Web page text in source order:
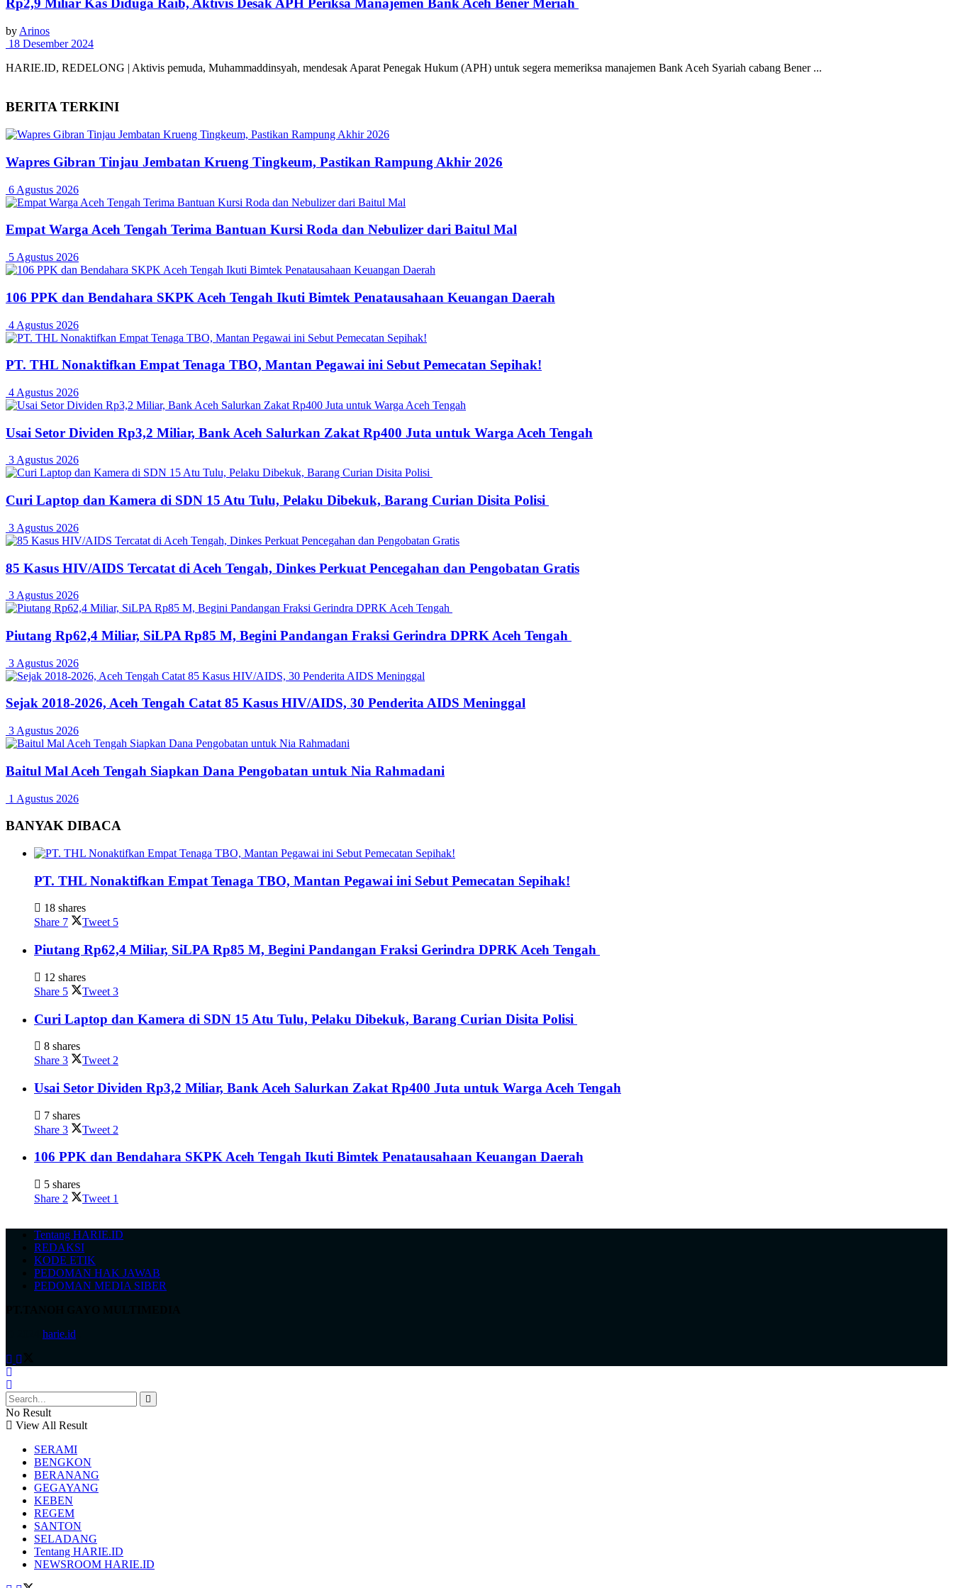
Rp2,9 Miliar Kas Diduga Raib, Aktivis Desak APH Periksa Manajemen Bank Aceh Bener Meriah
by Arinos
18 Desember 2024
HARIE.ID, REDELONG | Aktivis pemuda, Muhammaddinsyah, mendesak Aparat Penegak Hukum (APH) untuk segera memeriksa manajemen Bank Aceh Syariah cabang Bener ...
BERITA TERKINI
Wapres Gibran Tinjau Jembatan Krueng Tingkeum, Pastikan Rampung Akhir 2026
6 Agustus 2026
Empat Warga Aceh Tengah Terima Bantuan Kursi Roda dan Nebulizer dari Baitul Mal
5 Agustus 2026
106 PPK dan Bendahara SKPK Aceh Tengah Ikuti Bimtek Penatausahaan Keuangan Daerah
4 Agustus 2026
PT. THL Nonaktifkan Empat Tenaga TBO, Mantan Pegawai ini Sebut Pemecatan Sepihak!
4 Agustus 2026
Usai Setor Dividen Rp3,2 Miliar, Bank Aceh Salurkan Zakat Rp400 Juta untuk Warga Aceh Tengah
3 Agustus 2026
Curi Laptop dan Kamera di SDN 15 Atu Tulu, Pelaku Dibekuk, Barang Curian Disita Polisi
3 Agustus 2026
85 Kasus HIV/AIDS Tercatat di Aceh Tengah, Dinkes Perkuat Pencegahan dan Pengobatan Gratis
3 Agustus 2026
Piutang Rp62,4 Miliar, SiLPA Rp85 M, Begini Pandangan Fraksi Gerindra DPRK Aceh Tengah
3 Agustus 2026
Sejak 2018-2026, Aceh Tengah Catat 85 Kasus HIV/AIDS, 30 Penderita AIDS Meninggal
3 Agustus 2026
Baitul Mal Aceh Tengah Siapkan Dana Pengobatan untuk Nia Rahmadani
1 Agustus 2026
BANYAK DIBACA
PT. THL Nonaktifkan Empat Tenaga TBO, Mantan Pegawai ini Sebut Pemecatan Sepihak!
18 shares
Share 7 Tweet 5
Piutang Rp62,4 Miliar, SiLPA Rp85 M, Begini Pandangan Fraksi Gerindra DPRK Aceh Tengah
12 shares
Share 5 Tweet 3
Curi Laptop dan Kamera di SDN 15 Atu Tulu, Pelaku Dibekuk, Barang Curian Disita Polisi
8 shares
Share 3 Tweet 2
Usai Setor Dividen Rp3,2 Miliar, Bank Aceh Salurkan Zakat Rp400 Juta untuk Warga Aceh Tengah
7 shares
Share 3 Tweet 2
106 PPK dan Bendahara SKPK Aceh Tengah Ikuti Bimtek Penatausahaan Keuangan Daerah
5 shares
Share 2 Tweet 1
Tentang HARIE.ID
REDAKSI
KODE ETIK
PEDOMAN HAK JAWAB
PEDOMAN MEDIA SIBER
harie.id
No Result
View All Result
SERAMI
BENGKON
BERANANG
GEGAYANG
KEBEN
REGEM
SANTON
SELADANG
Tentang HARIE.ID
NEWSROOM HARIE.ID